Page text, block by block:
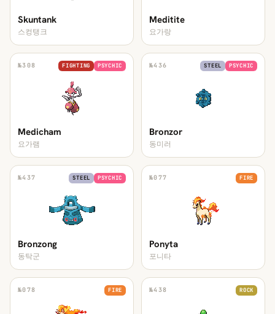
Skuntank
스컹탱크
Meditite
요가랑
№308 FIGHTING PSYCHIC
Medicham
요가램
№436 STEEL PSYCHIC
Bronzor
동미러
№437 STEEL PSYCHIC
Bronzong
동탁군
№077 FIRE
Ponyta
포니타
№078 FIRE №438 ROCK